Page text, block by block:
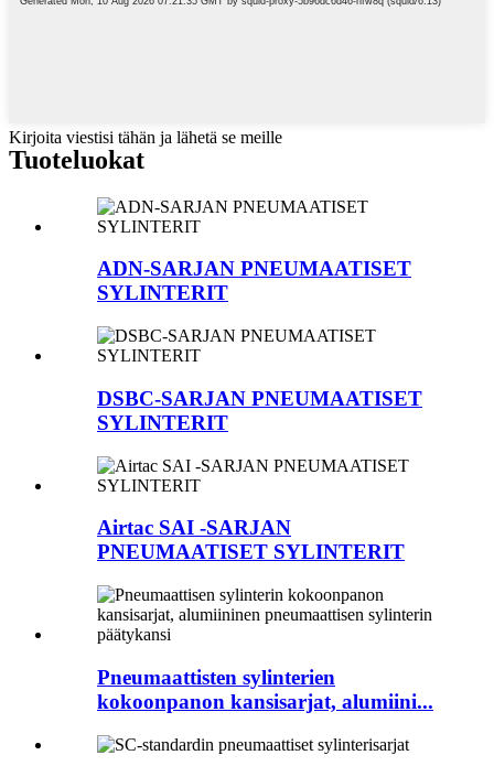
Kirjoita viestisi tähän ja lähetä se meille
Tuoteluokat
ADN-SARJAN PNEUMAATISET
SYLINTERIT
DSBC-SARJAN PNEUMAATISET
SYLINTERIT
Airtac SAI -SARJAN
PNEUMAATISET SYLINTERIT
Pneumaattisten sylinterien
kokoonpanon kansisarjat, alumiini...